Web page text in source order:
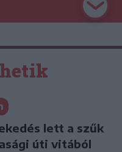
lett a szűk
úti vitából